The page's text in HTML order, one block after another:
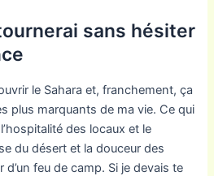
sans hésiter
le Sahara et, franchement, ça
plus marquants de ma vie. Ce qui
des locaux et le
du désert et la douceur des
feu de camp. Si je devais te